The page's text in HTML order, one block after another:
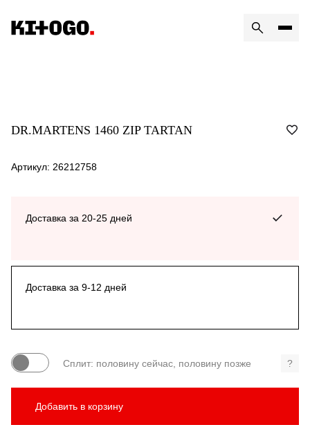
DR.MARTENS 1460 ZIP TARTAN
Артикул: 26212758
Доставка за 20-25 дней
Доставка за 9-12 дней
Сплит: половину сейчас, половину позже ?
Добавить в корзину